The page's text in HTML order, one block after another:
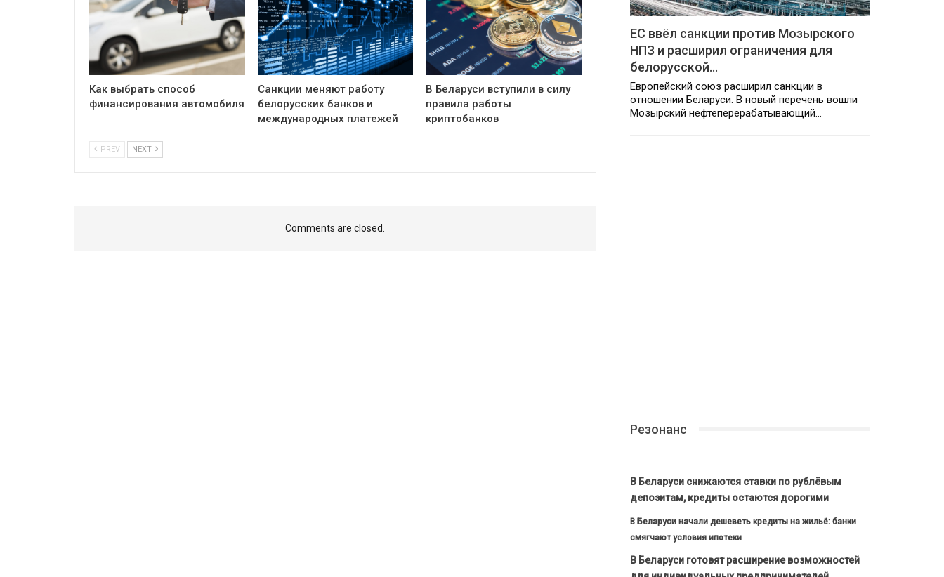
Как выбрать способ
финансирования автомобиля
Санкции меняют работу
белорусских банков и
международных платежей
В Беларуси вступили в силу
правила работы
криптобанков
PREV NEXT
Comments are closed.
ЕС ввёл санкции против Мозырского
НПЗ и расширил ограничения для
белорусской…
Европейский союз расширил санкции в
отношении Беларуси. В новый перечень вошли
Мозырский нефтеперерабатывающий…
Резонанс
В Беларуси снижаются ставки по рублёвым
депозитам, кредиты остаются дорогими
В Беларуси начали дешеветь кредиты на жильё: банки
смягчают условия ипотеки
В Беларуси готовят расширение возможностей